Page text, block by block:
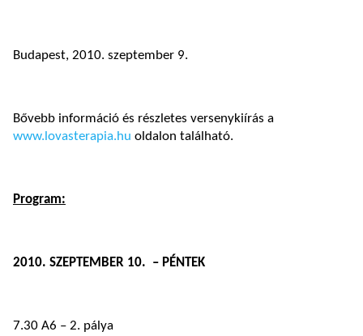
Budapest, 2010. szeptember 9.
Bővebb információ és részletes versenykiírás a
www.lovasterapia.hu oldalon található.
Program:
2010. SZEPTEMBER 10. – PÉNTEK
7.30 A6 – 2. pálya